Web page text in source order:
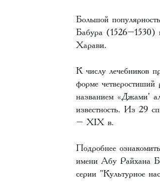
Большой
Бабура
Харави.
К числу лечебников
форме
названием «Джами’
известность. Из 29
– XIX в.
Подробнее
имени Абу Райхана
серии "Культурное